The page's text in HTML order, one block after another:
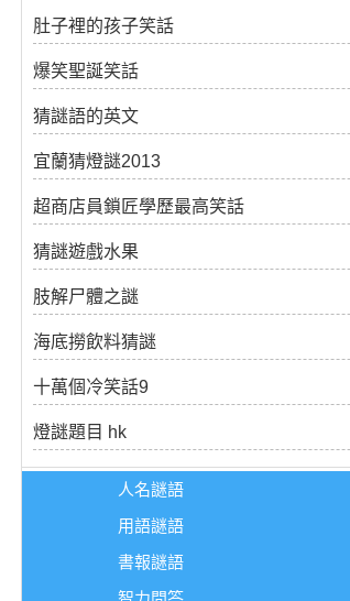
肚子裡的孩子笑話
爆笑聖誕笑話
猜謎語的英文
宜蘭猜燈謎2013
超商店員鎖匠學歷最高笑話
猜謎遊戲水果
肢解尸體之謎
海底撈飲料猜謎
十萬個冷笑話9
燈謎題目 hk
人名謎語
用語謎語
書報謎語